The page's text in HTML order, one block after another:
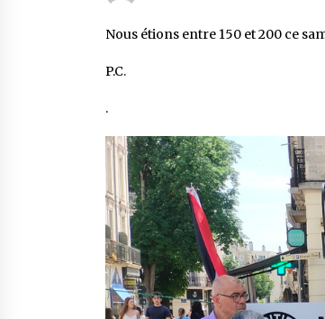
Nous étions entre 150 et 200 ce
P.C.
.